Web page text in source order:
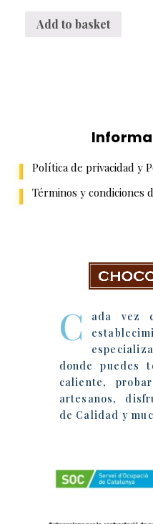
Add to basket
Política de privacidad y
Términos y condiciones
C
ada vez
donde puedes
caliente,
artesanos,
de Calidad y